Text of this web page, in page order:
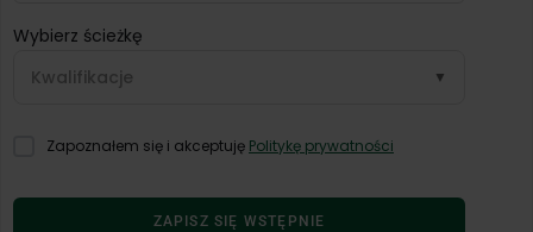
l
a
4
Wybierz ścieżkę
Kwalifikacje
▼
Zapoznałem się i akceptuję Politykę prywatności
ZAPISZ SIĘ WSTĘPNIE